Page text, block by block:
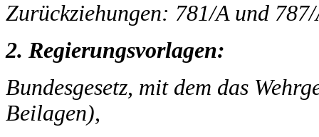
Zurückziehungen: 781/A und
2. Regierungsvorlagen:
Bundesgesetz, mit dem das
Beilagen),